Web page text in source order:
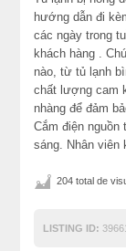
hướng dẫn đi
các ngày trong
khách hàng .
nào, từ tủ lạnh
chất lượng cam
nhàng để đảm
Cắm điện nguồn
sáng. Nhân viên
204 total de
LISTING ID: